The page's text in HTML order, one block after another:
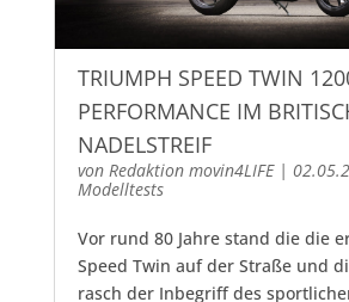
TRIUMPH SPEED TWIN
PERFORMANCE IM
NADELSTREIF
von Redaktion movin4LIFE|
Modelltests
Vor rund 80 Jahre stand die die
Speed Twin auf der Straße und
rasch der Inbegriff des